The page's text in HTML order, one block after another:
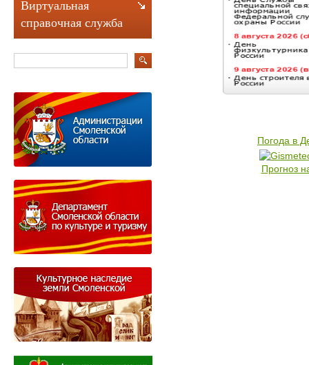
Погода в
Прогноз
Виртуальная
справочная служба